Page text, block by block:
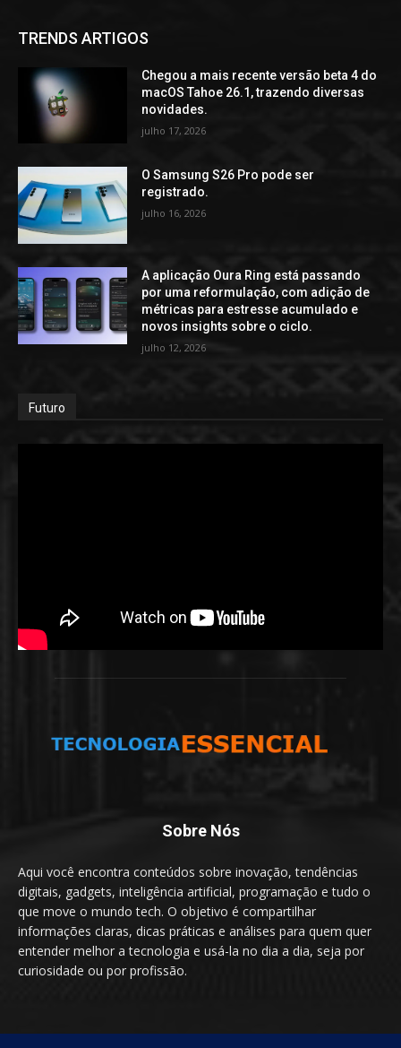
TRENDS ARTIGOS
Chegou a mais recente versão beta 4 do
macOS Tahoe 26.1, trazendo diversas
novidades.
julho 17, 2026
O Samsung S26 Pro pode ser
registrado.
julho 16, 2026
A aplicação Oura Ring está passando
por uma reformulação, com adição de
métricas para estresse acumulado e
novos insights sobre o ciclo.
julho 12, 2026
Futuro
Sobre Nós
Aqui você encontra conteúdos sobre inovação, tendências
digitais, gadgets, inteligência artificial, programação e tudo o
que move o mundo tech. O objetivo é compartilhar
informações claras, dicas práticas e análises para quem quer
entender melhor a tecnologia e usá-la no dia a dia, seja por
curiosidade ou por profissão.